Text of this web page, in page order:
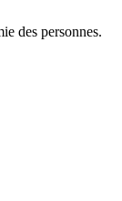
des personnes.